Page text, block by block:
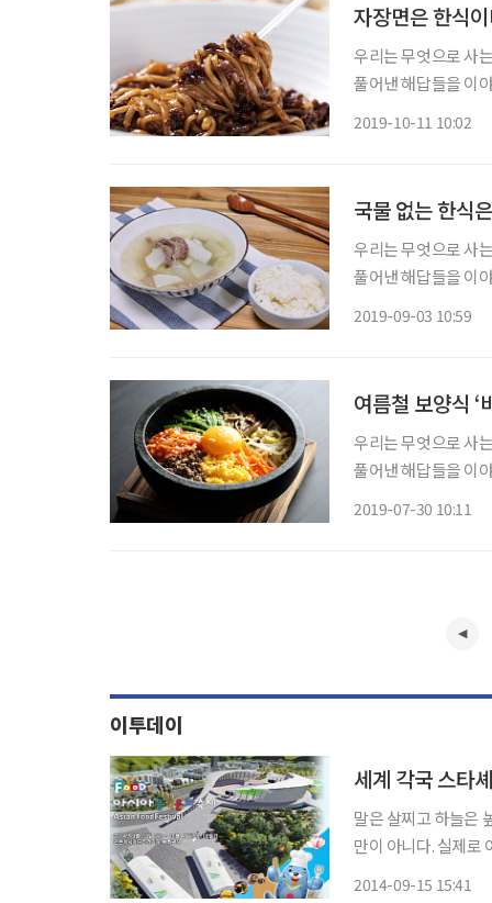
자장면은 한식
우리는 무엇으로 사
풀어낸 해답들을 이
2019-10-11 10:02
국물 없는 한식
우리는 무엇으로 사
풀어낸 해답들을 이
2019-09-03 10:59
여름철 보양식 ‘
우리는 무엇으로 사
풀어낸 해답들을 이
2019-07-30 10:11
이투데이
세계 각국 스타
말은 살찌고 하늘은
만이 아니다. 실제로
2014-09-15 15:41